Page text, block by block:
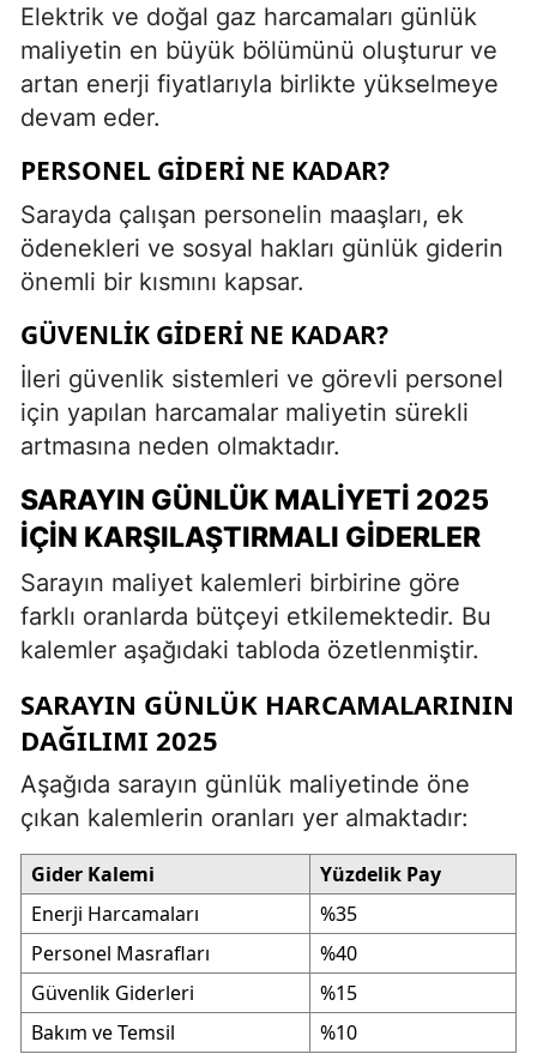
Elektrik ve doğal gaz harcamaları günlük
maliyetin en büyük bölümünü oluşturur ve
artan enerji fiyatlarıyla birlikte yükselmeye
devam eder.
PERSONEL GIDERI NE KADAR?
Sarayda çalışan personelin maaşları, ek
ödenekleri ve sosyal hakları günlük giderin
önemli bir kısmını kapsar.
GÜVENLIK GIDERI NE KADAR?
İleri güvenlik sistemleri ve görevli personel
için yapılan harcamalar maliyetin sürekli
artmasına neden olmaktadır.
SARAYIN GÜNLÜK MALIYETI 2025
İÇIN KARŞILAŞTIRMALI GIDERLER
Sarayın maliyet kalemleri birbirine göre
farklı oranlarda bütçeyi etkilemektedir. Bu
kalemler aşağıdaki tabloda özetlenmiştir.
SARAYIN GÜNLÜK HARCAMALARININ
DAĞILIMI 2025
Aşağıda sarayın günlük maliyetinde öne
çıkan kalemlerin oranları yer almaktadır:
Gider Kalemi
Yüzdelik Pay
Enerji Harcamaları
%35
Personel Masrafları
%40
Güvenlik Giderleri
%15
Bakım ve Temsil
%10